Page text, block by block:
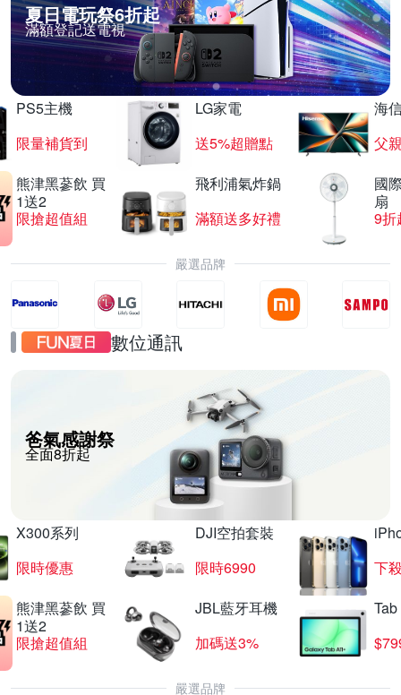
夏日電玩祭6折起
滿額登記送電視
PS5主機
限量補貨到
LG家電
送5%超贈點
海
父
熊津黑蔘飲 買
1送2
限搶超值組
飛利浦氣炸鍋
滿額送多好禮
國
扇
9折
嚴選品牌
數位通訊
爸氣感謝祭
全面8折起
X300系列
限時優惠
DJI空拍套裝
限時6990
下
熊津黑蔘飲 買
1送2
限搶超值組
JBL藍牙耳機
加碼送3%
嚴選品牌